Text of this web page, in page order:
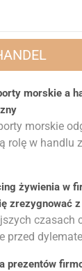
morskie a
morskie
rolę w handlu
żywienia w
zrezygnować
czasach
przed
prezentów